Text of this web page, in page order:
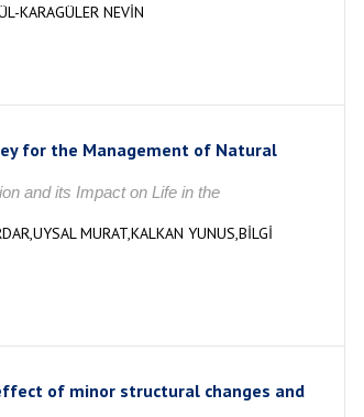
KARAGÜLER NEVİN
for the Management of Natural
and its Impact on Life in the
MURAT,KALKAN YUNUS,BİLGİ
of minor structural changes and